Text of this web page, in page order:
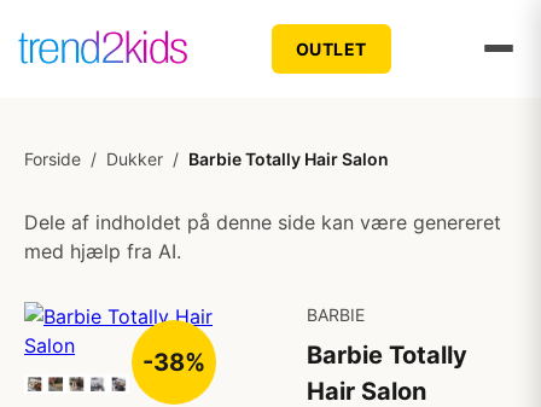
OUTLET
Forside / Dukker / Barbie Totally Hair Salon
Dele af indholdet på denne side kan være genereret
med hjælp fra AI.
-38%
BARBIE
Barbie Totally
Hair Salon